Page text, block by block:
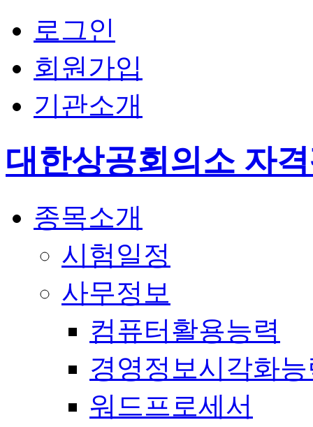
로그인
회원가입
기관소개
대한상공회의소 자
종목소개
시험일정
사무정보
컴퓨터활용능력
경영정보시각화
워드프로세서